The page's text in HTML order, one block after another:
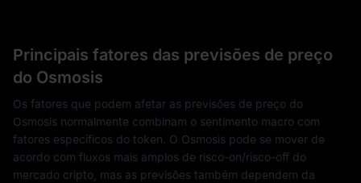
Principais fatores das previsões de preço
do Osmosis
Os fatores que podem afetar as previsões de preço do
Osmosis normalmente combinam o sentimento macro com
fatores específicos do token. O Osmosis pode se mover de
acordo com fluxos mais amplos de risco-on/risco-off do
mercado cripto, mas as previsões também dependem da